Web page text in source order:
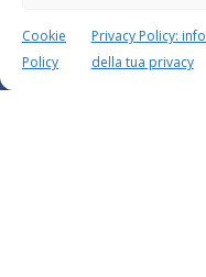
Cookie
Policy
Privacy Policy:
della tua privacy